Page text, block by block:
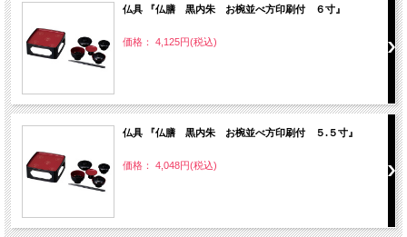
仏具 『仏膳 黒内朱 お椀並べ方印刷付 ６寸』
価格： 4,125円(税込)
仏具 『仏膳 黒内朱 お椀並べ方印刷付 ５.５寸』
価格： 4,048円(税込)